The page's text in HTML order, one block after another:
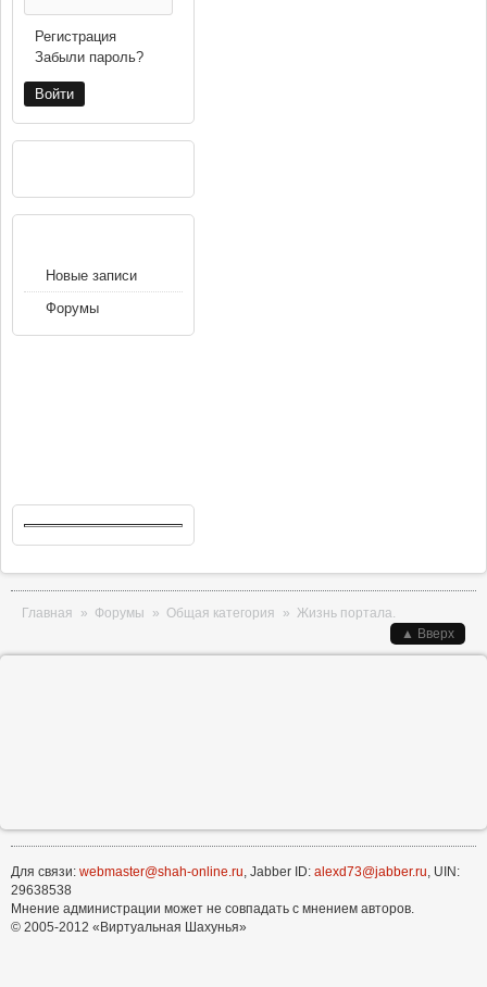
Регистрация
Забыли пароль?
Новые записи
Форумы
Вы здесь
Главная » Форумы » Общая категория » Жизнь портала.
▲ Вверх
Для связи: webmaster@shah-online.ru, Jabber ID: alexd73@jabber.ru, UIN:
29638538
Мнение администрации может не совпадать с мнением авторов.
© 2005-2012 «Виртуальная Шахунья»